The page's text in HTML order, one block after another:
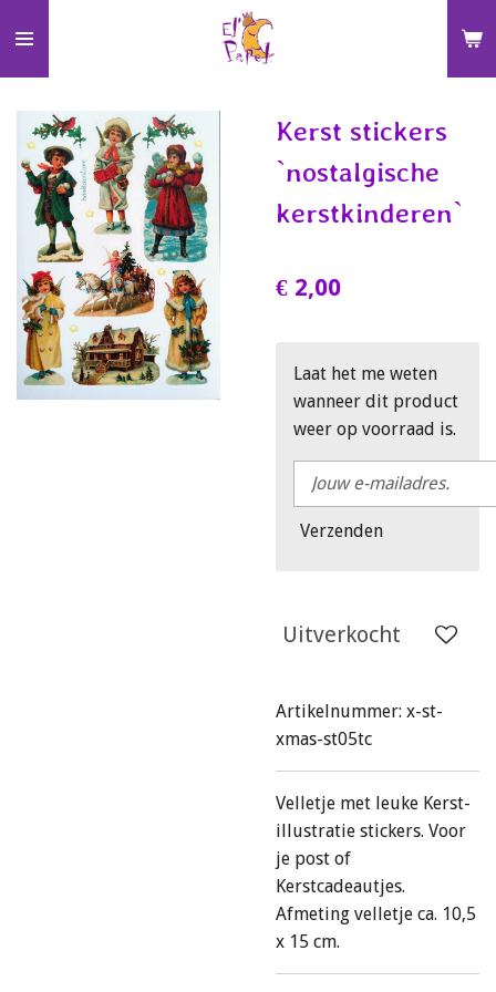
direct
naar
de
hoofdinhoud
Kerst stickers
`nostalgische
kerstkinderen`
€ 2,00
Laat het me weten
wanneer dit product
weer op voorraad is.
Verzenden
Uitverkocht
Artikelnummer: x-st-
xmas-st05tc
Velletje met leuke Kerst-
illustratie stickers. Voor
je post of
Kerstcadeautjes.
Afmeting velletje ca. 10,5
x 15 cm.